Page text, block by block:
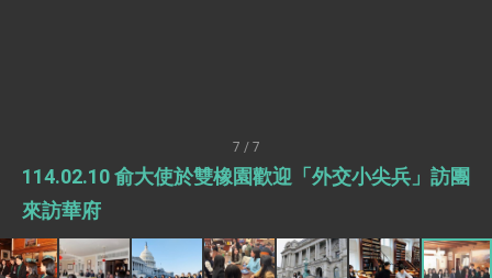
外交部與數位發展部攜手合作，整合台灣雄厚數
位實力，達成固邦榮邦目標
民調顯示多數國人滿意政府外交表現，高度支持
「總合外交」與台歐美日關係深化
7 / 7
114.02.10 俞大使於雙橡園歡迎「外交小尖兵」訪團
來訪華府